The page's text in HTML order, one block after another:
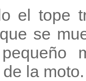
el tope
se
la moto.